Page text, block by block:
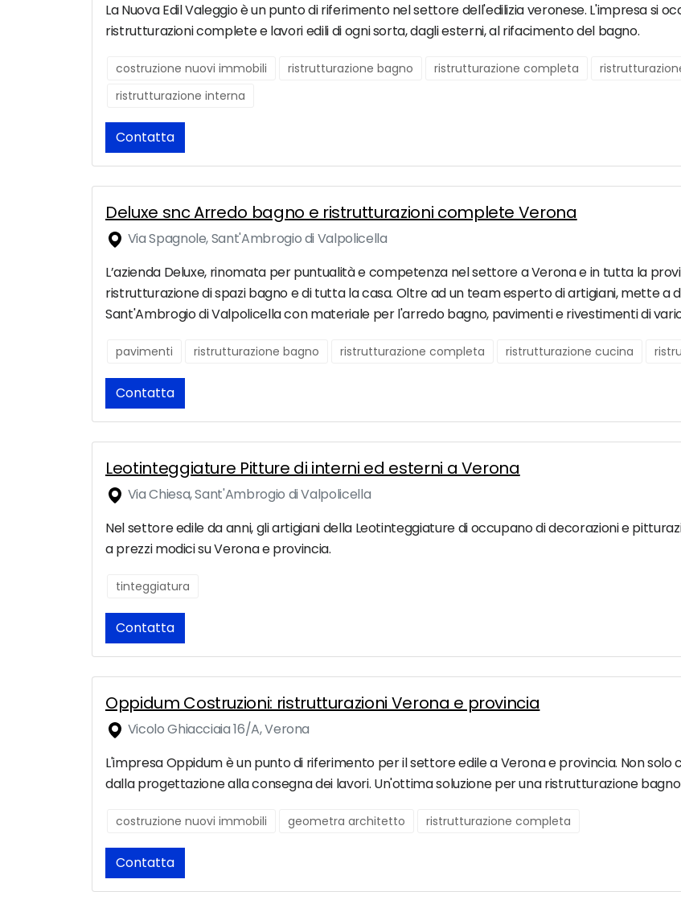
La Nuova Edil Valeggio è un punto di riferimento nel settore dell'edilizia veronese. L'impresa si
ristrutturazioni complete e lavori edili di ogni sorta, dagli esterni, al rifacimento del bagno.
costruzione nuovi immobili ristrutturazione bagno ristrutturazione completa
ristrutturazione interna
Contatta
Deluxe snc Arredo bagno e ristrutturazioni complete Verona
Via Spagnole, Sant'Ambrogio di Valpolicella
L’azienda Deluxe, rinomata per puntualità e competenza nel settore a Verona e in tutta la
ristrutturazione di spazi bagno e di tutta la casa. Oltre ad un team esperto di artigiani, mette a
Sant'Ambrogio di Valpolicella con materiale per l'arredo bagno, pavimenti e rivestimenti di
pavimenti ristrutturazione bagno ristrutturazione completa ristrutturazione cucina
Contatta
Leotinteggiature Pitture di interni ed esterni a Verona
Via Chiesa, Sant'Ambrogio di Valpolicella
Nel settore edile da anni, gli artigiani della Leotinteggiature di occupano di decorazioni e
a prezzi modici su Verona e provincia.
tinteggiatura
Contatta
Oppidum Costruzioni: ristrutturazioni Verona e provincia
Vicolo Ghiacciaia 16/A, Verona
L'impresa Oppidum è un punto di riferimento per il settore edile a Verona e provincia. Non
dalla progettazione alla consegna dei lavori. Un'ottima soluzione per una ristrutturazione
costruzione nuovi immobili geometra architetto ristrutturazione completa
Contatta